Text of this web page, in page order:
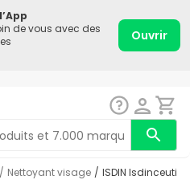
de vous avec des
Ouvrir
/ Nettoyant visage / ISDIN